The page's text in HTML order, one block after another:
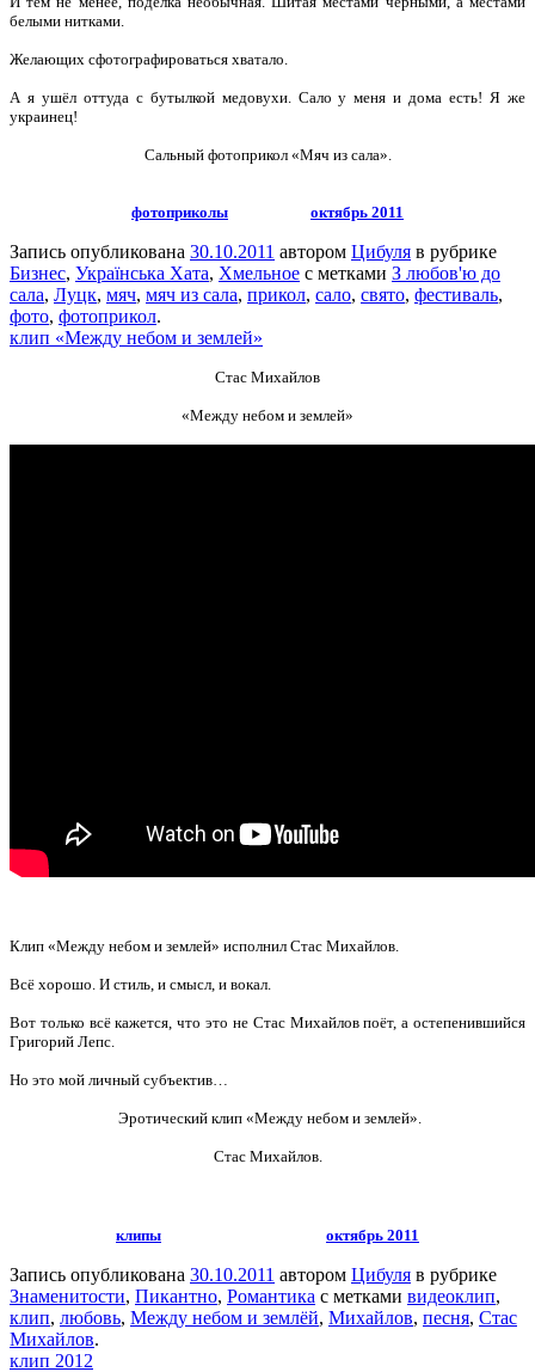
белыми нитками.
Желающих сфотографироваться хватало.
А я ушёл оттуда с бутылкой медовухи. Сало у меня и дома есть! Я же
украинец!
Сальный фотоприкол «Мяч из сала».
фотоприколы октябрь 2011
Запись опубликована 30.10.2011 автором Цибуля в рубрике
Бизнес, Українська Хата, Хмельное с метками З любов'ю до
сала, Луцк, мяч, мяч из сала, прикол, сало, свято, фестиваль,
фото, фотоприкол.
клип «Между небом и землей»
Стас Михайлов
«Между небом и землей»
Клип «Между небом и землей» исполнил Стас Михайлов.
Всё хорошо. И стиль, и смысл, и вокал.
Вот только всё кажется, что это не Стас Михайлов поёт, а остепенившийся
Григорий Лепс.
Но это мой личный субъектив…
Эротический клип «Между небом и землей».
Стас Михайлов.
клипы октябрь 2011
Запись опубликована 30.10.2011 автором Цибуля в рубрике
Знаменитости, Пикантно, Романтика с метками видеоклип,
клип, любовь, Между небом и землёй, Михайлов, песня, Стас
Михайлов.
клип 2012